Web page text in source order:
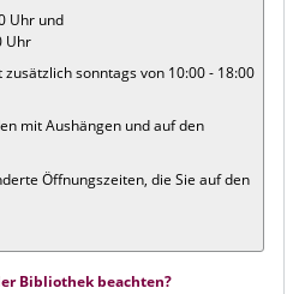
Uhr und
sonntags von 10:00 - 18:00
mit Aushängen und auf den
Öffnungszeiten, die Sie auf den
Bibliothek beachten?